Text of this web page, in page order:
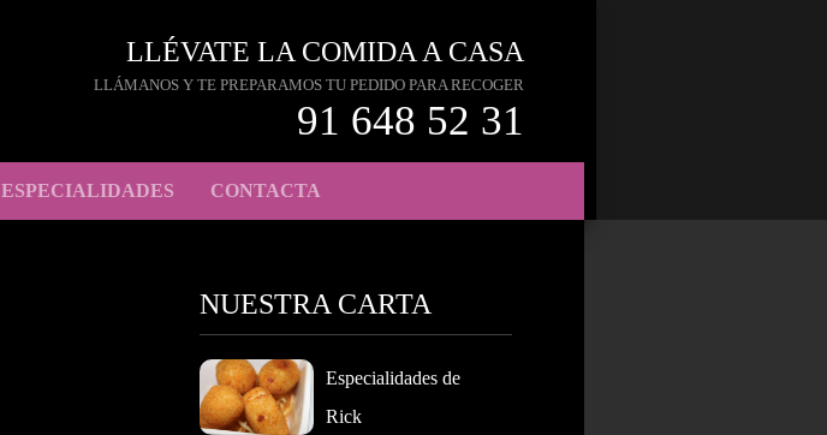
LLÉVATE LA COMIDA A CASA
LLÁMANOS Y TE PREPARAMOS TU PEDIDO PARA RECOGER
91 648 52 31
ESPECIALIDADES CONTACTA
NUESTRA CARTA
Especialidades de
Rick